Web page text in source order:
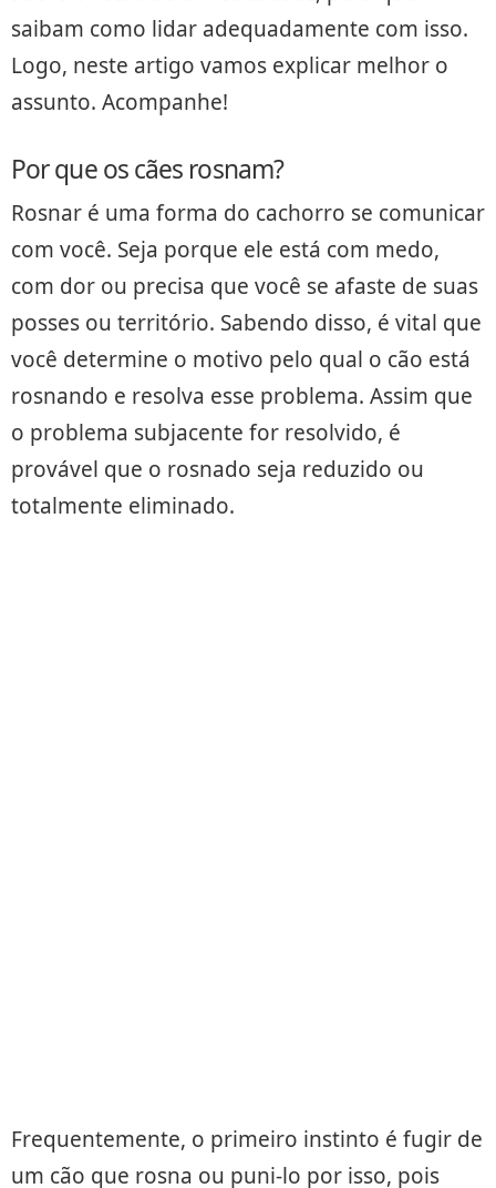
saibam como lidar adequadamente com isso.
Logo, neste artigo vamos explicar melhor o
assunto. Acompanhe!
Por que os cães rosnam?
Rosnar é uma forma do cachorro se comunicar
com você. Seja porque ele está com medo,
com dor ou precisa que você se afaste de suas
posses ou território. Sabendo disso, é vital que
você determine o motivo pelo qual o cão está
rosnando e resolva esse problema. Assim que
o problema subjacente for resolvido, é
provável que o rosnado seja reduzido ou
totalmente eliminado.
Frequentemente, o primeiro instinto é fugir de
um cão que rosna ou puni-lo por isso, pois